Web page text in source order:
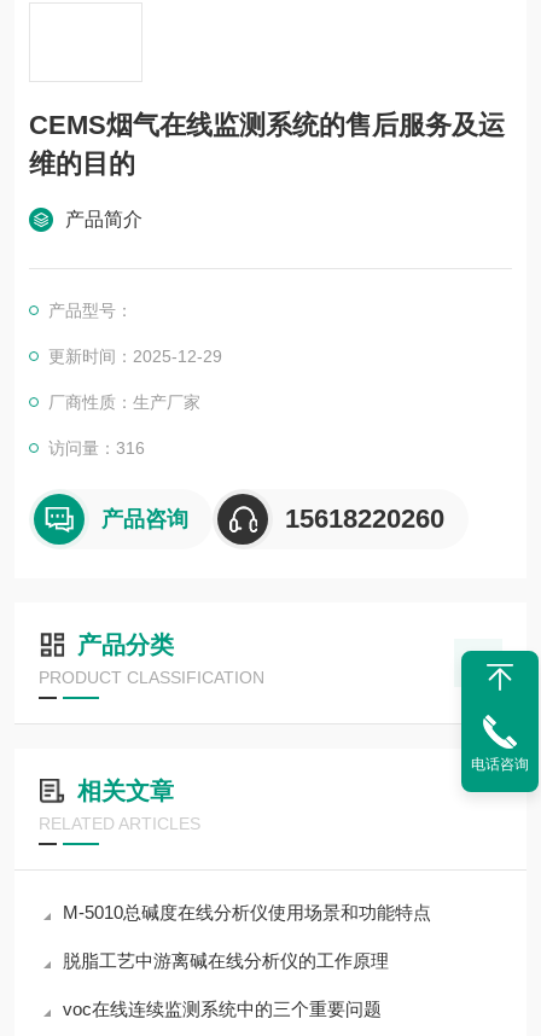
CEMS烟气在线监测系统的售后服务及运
维的目的
产品简介
产品型号：
更新时间：2025-12-29
厂商性质：生产厂家
访问量：316
产品咨询 15618220260
产品分类
PRODUCT CLASSIFICATION
相关文章
RELATED ARTICLES
M-5010总碱度在线分析仪使用场景和功能特点
脱脂工艺中游离碱在线分析仪的工作原理
voc在线连续监测系统中的三个重要问题
电话咨询